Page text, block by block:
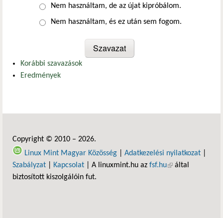
Nem használtam, de az újat kipróbálom.
Nem használtam, és ez után sem fogom.
Korábbi szavazások
Eredmények
Copyright © 2010 – 2026.
Linux Mint Magyar Közösség
Adatkezelési nyilatkozat
Szabályzat
Kapcsolat | A linuxmint.hu az fsf.hu(külső hivatkozás)
által
biztosított kiszolgálóin fut.